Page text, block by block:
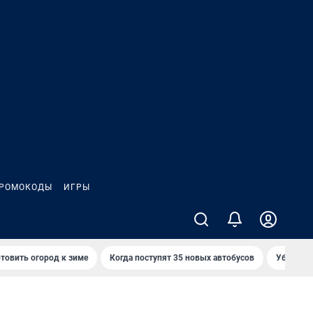
ИГРЫ
огород к зиме Когда поступят 35 новых автобусов Убийца